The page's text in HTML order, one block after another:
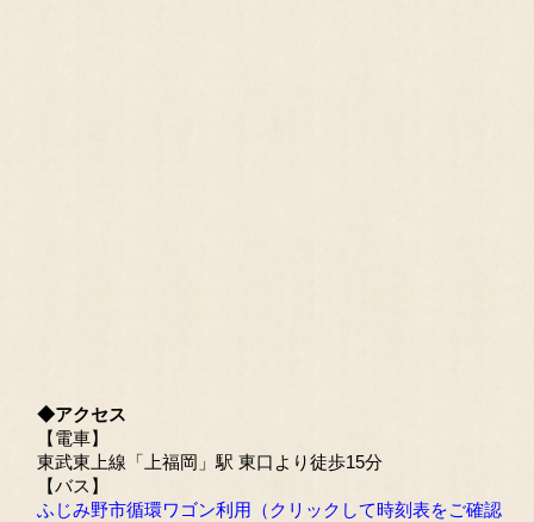
◆アクセス
【電車】
東武東上線「上福岡」駅 東口より徒歩15分
【バス】
ふじみ野市循環ワゴン利用（クリックして時刻表をご確認